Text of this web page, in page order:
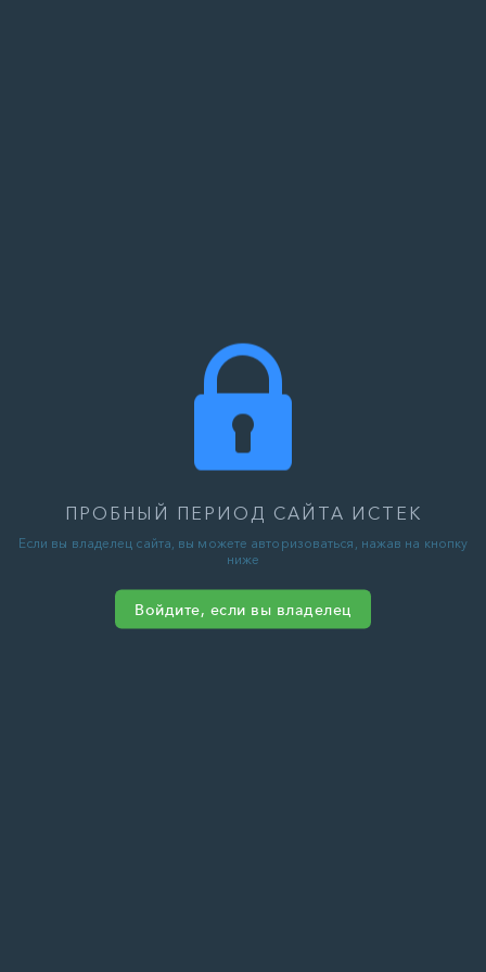
ПРОБНЫЙ ПЕРИОД САЙТА ИСТЕК
Если вы владелец сайта, вы можете авторизоваться, нажав на кнопку
ниже
Войдите, если вы владелец